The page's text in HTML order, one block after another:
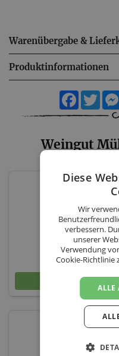
Warenübergabe &
Produktinformationen
Facebook
Weingut
In
Diese
Wir
verbessern.
unserer
Verwendung
Cookie-Richtlinie
ALLE